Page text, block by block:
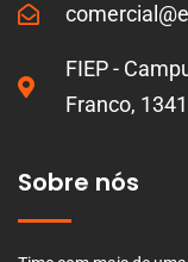
FIEP -
Franco,
Sobre nós